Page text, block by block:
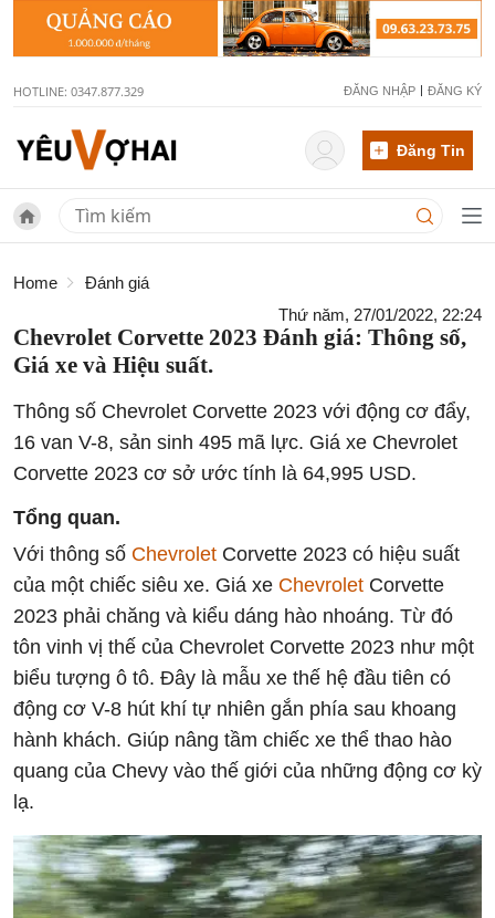
HOTLINE: 0347.877.329 ĐĂNG NHẬP ĐĂNG KÝ
Đăng Tin
Home
Đánh giá
Thứ năm, 27/01/2022, 22:24
Chevrolet Corvette 2023 Đánh giá: Thông số,
Giá xe và Hiệu suất.
Thông số Chevrolet Corvette 2023 với động cơ đẩy,
16 van V-8, sản sinh 495 mã lực. Giá xe Chevrolet
Corvette 2023 cơ sở ước tính là 64,995 USD.
Tổng quan.
Với thông số Chevrolet Corvette 2023 có hiệu suất
của một chiếc siêu xe. Giá xe Chevrolet Corvette
2023 phải chăng và kiểu dáng hào nhoáng. Từ đó
tôn vinh vị thế của Chevrolet Corvette 2023 như một
biểu tượng ô tô. Đây là mẫu xe thế hệ đầu tiên có
động cơ V-8 hút khí tự nhiên gắn phía sau khoang
hành khách. Giúp nâng tầm chiếc xe thể thao hào
quang của Chevy vào thế giới của những động cơ kỳ
lạ.